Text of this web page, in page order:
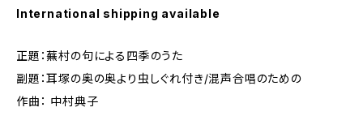
International shipping available
正題：蕪村の句による四季のうた
副題：耳塚の奥の奥より虫しぐれ付き/混声合唱のための
作曲： 中村典子